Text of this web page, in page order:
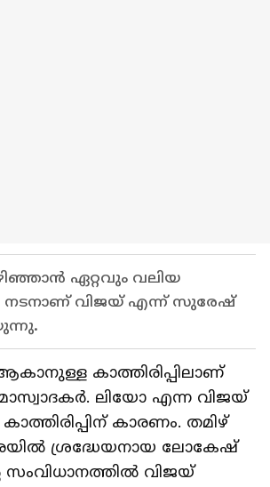
ഏറ്റവും വലിയ
നടനാണ് വിജയ് എന്ന് സുരേഷ്
കാത്തിരിപ്പിലാണ്
ലിയോ എന്ന വിജയ്
കാരണം. തമിഴ്
ശ്രദ്ധേയനായ ലോകേഷ്
സംവിധാനത്തിൽ വിജയ്